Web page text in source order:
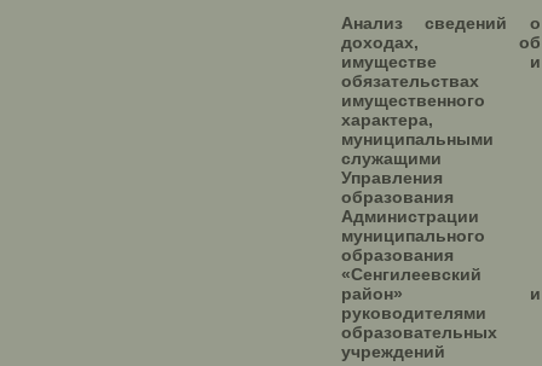
Анализ сведений о
доходах, об
имуществе и
обязательствах
имущественного
характера,
муниципальными
служащими
Управления
образования
Администрации
муниципального
образования
«Сенгилеевский
район» и
руководителями
образовательных
учреждений